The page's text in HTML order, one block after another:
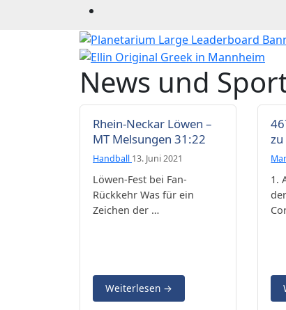
News und
Rhein-Neckar Löwen –
MT Melsungen 31:22
Handball 13. Juni 2021
Löwen-Fest bei Fan-
Rückkehr Was für ein
Zeichen der …
Weiterlesen →
1.